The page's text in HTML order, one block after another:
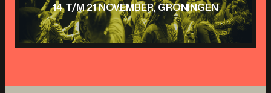
14 T/M 21 NOVEMBER, GRONINGEN